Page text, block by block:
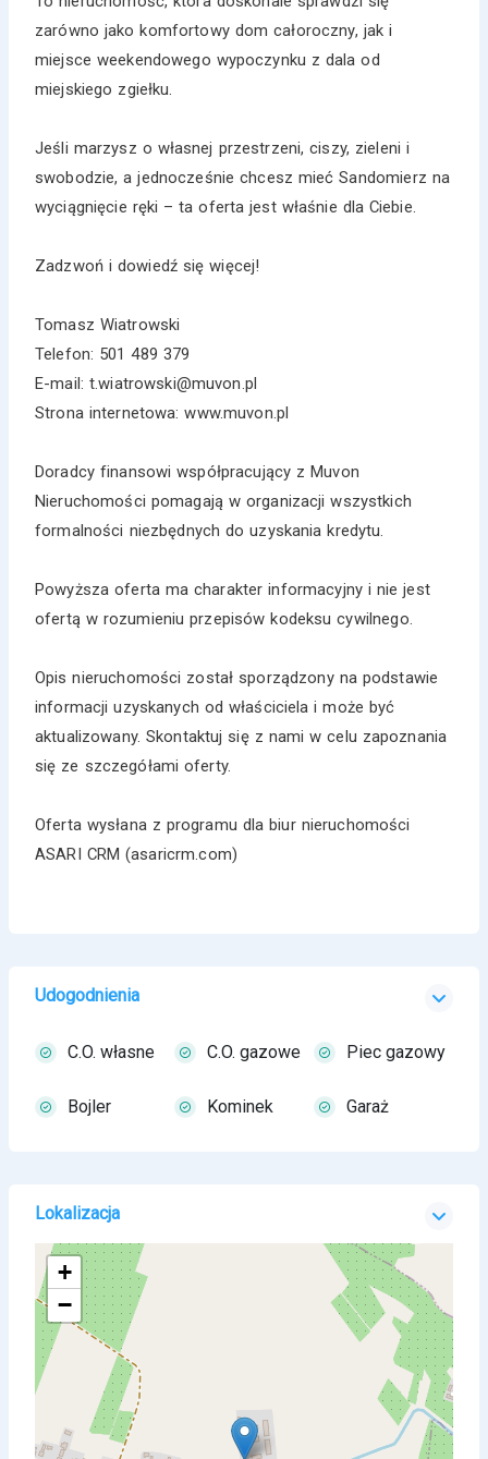
zarówno jako komfortowy dom całoroczny, jak i
miejsce weekendowego wypoczynku z dala od
miejskiego zgiełku.
Jeśli marzysz o własnej przestrzeni, ciszy, zieleni i
swobodzie, a jednocześnie chcesz mieć Sandomierz na
wyciągnięcie ręki – ta oferta jest właśnie dla Ciebie.
Zadzwoń i dowiedź się więcej!
Tomasz Wiatrowski
Telefon: 501 489 379
E-mail: t.wiatrowski@muvon.pl
Strona internetowa: www.muvon.pl
Doradcy finansowi współpracujący z Muvon
Nieruchomości pomagają w organizacji wszystkich
formalności niezbędnych do uzyskania kredytu.
Powyższa oferta ma charakter informacyjny i nie jest
ofertą w rozumieniu przepisów kodeksu cywilnego.
Opis nieruchomości został sporządzony na podstawie
informacji uzyskanych od właściciela i może być
aktualizowany. Skontaktuj się z nami w celu zapoznania
się ze szczegółami oferty.
Oferta wysłana z programu dla biur nieruchomości
ASARI CRM (asaricrm.com)
Udogodnienia
C.O. własne C.O. gazowe Piec gazowy
Bojler Kominek Garaż
Lokalizacja
+
−